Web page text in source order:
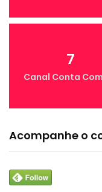
7
Canal Conta
Acompanhe o